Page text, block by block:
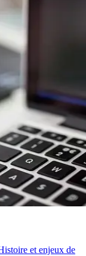
et enjeux de